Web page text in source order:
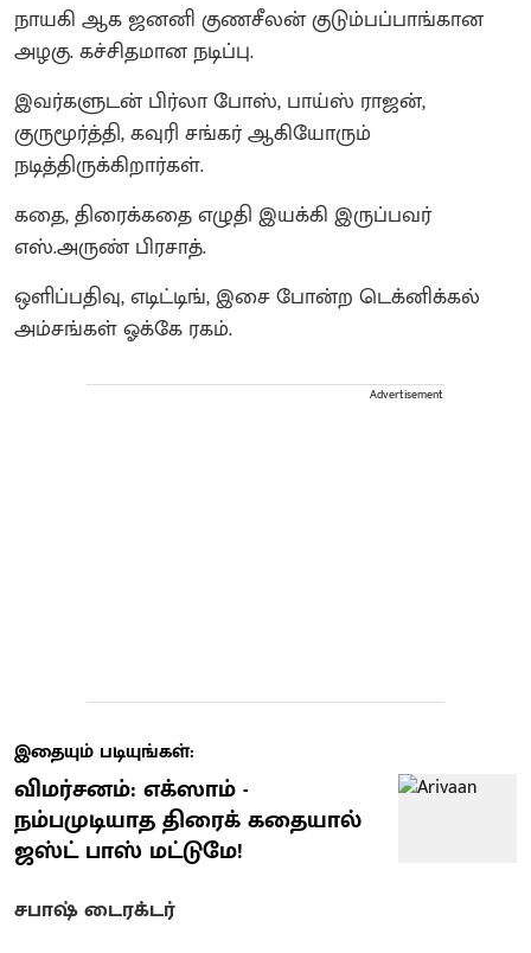
நாயகி ஆக ஜனனி குணசீலன் குடும்பப்பாங்கான
அழகு. கச்சிதமான நடிப்பு.
இவர்களுடன் பிர்லா போஸ், பாய்ஸ் ராஜன்,
குருமூர்த்தி, கவுரி சங்கர் ஆகியோரும்
நடித்திருக்கிறார்கள்.
கதை, திரைக்கதை எழுதி இயக்கி இருப்பவர்
எஸ்.அருண் பிரசாத்.
ஒளிப்பதிவு, எடிட்டிங், இசை போன்ற டெக்னிக்கல்
அம்சங்கள் ஓக்கே ரகம்.
Advertisement
இதையும் படியுங்கள்:
விமர்சனம்: எக்ஸாம் -
நம்பமுடியாத திரைக் கதையால்
ஜஸ்ட் பாஸ் மட்டுமே!
சபாஷ் டைரக்டர்